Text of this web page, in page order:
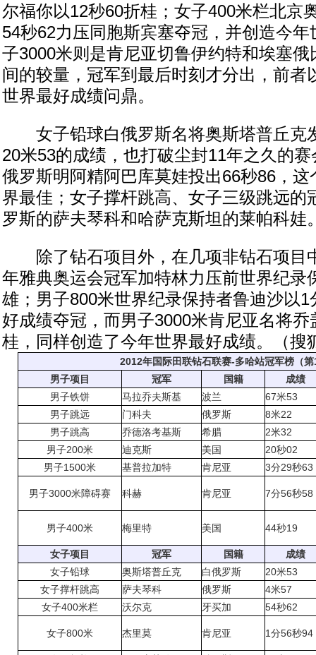
尔福你以12秒60折桂；女子400米栏北京
54秒62力压同胞斯宾塞夺冠，并创造今
子3000米则是肯尼亚切鲁伊约特和埃塞
间的较量，冠军到最后时刻才分出，前者
世界最好成绩问鼎。
女子铅球白俄罗斯名将奥斯塔普丘克
20米53的成绩，也打破尘封11年之久的
俄罗斯明阿精阿巴库莫娃投出66秒86，
界最佳；女子撑杆跳高、女子三级跳远的
罗斯的萨夫琴科和哈萨克斯坦的莱帕科娃
除了钻石项目外，在几项非钻石项目
年雅典奥运会冠军加特林力压前世界纪录
雄；男子800米世界纪录保持者鲁迪沙以1
好成绩夺冠，而男子3000米肯尼亚名将乔
桂，同样创造了今年世界最好成绩。（搜
2012年国际田联钻石联赛-多哈站冠军榜（第
男子项目
冠军 国籍
成绩
男子铁饼
马拉乔夫斯基 波兰
67米53
男子跳远
门科夫 俄罗斯
8米22
男子跳高
乔德洛考基斯 希腊
2米32
男子200米
迪克斯 美国
20秒02
男子1500米
基普拉加特 肯尼亚 3分29秒63
男子3000米障碍赛 科赫 肯尼亚 7分56秒58
男子400米 梅里特 美国 44秒19
女子项目 冠军 国籍
成绩
女子铅球
奥斯塔普丘克 白俄罗斯
20米53
女子撑杆跳高
萨夫琴科 俄罗斯
4米57
女子400米栏
沃尔克 牙买加 54秒62
女子800米 杰里莫 肯尼亚 1分56秒94